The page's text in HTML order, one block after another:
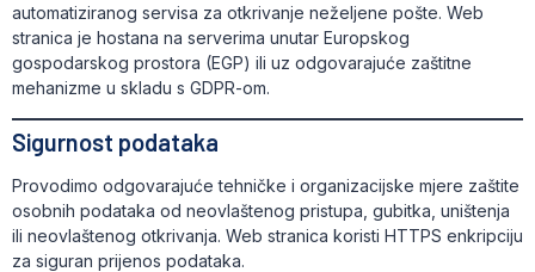
automatiziranog servisa za otkrivanje neželjene pošte. Web
stranica je hostana na serverima unutar Europskog
gospodarskog prostora (EGP) ili uz odgovarajuće zaštitne
mehanizme u skladu s GDPR-om.
Sigurnost podataka
Provodimo odgovarajuće tehničke i organizacijske mjere zaštite
osobnih podataka od neovlaštenog pristupa, gubitka, uništenja
ili neovlaštenog otkrivanja. Web stranica koristi HTTPS enkripciju
za siguran prijenos podataka.